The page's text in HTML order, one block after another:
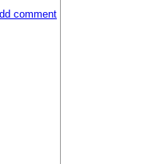
comment